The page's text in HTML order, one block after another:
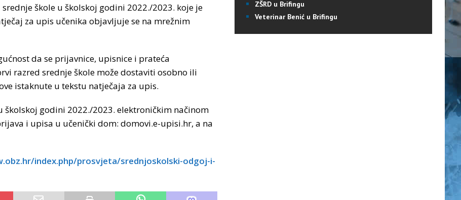
škole u školskoj godini 2022./2023. koje je
za upis učenika objavljuje se na mrežnim
da se prijavnice, upisnice i prateća
razred srednje škole može dostaviti osobno ili
istaknute u tekstu natječaja za upis.
godini 2022./2023. elektroničkim načinom
i upisa u učenički dom: domovi.e-upisi.hr, a na
index.php/prosvjeta/srednjoskolski-odgoj-i-
ZŠRD u Brifingu
Veterinar Benić u Brifingu